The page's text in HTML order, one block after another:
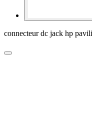
connecteur dc jack hp